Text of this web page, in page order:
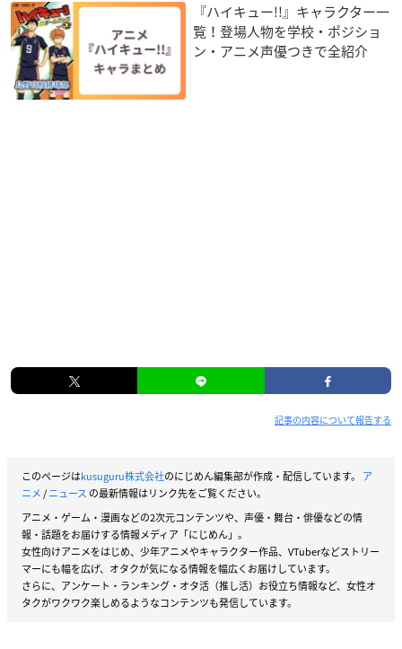
『ハイキュー!!』キャラクター一
覧！登場人物を学校・ポジショ
ン・アニメ声優つきで全紹介
記事の内容について報告する
このページはkusuguru株式会社のにじめん編集部が作成・配信しています。 ア
ニメ/ニュース の最新情報はリンク先をご覧ください。
アニメ・ゲーム・漫画などの2次元コンテンツや、声優・舞台・俳優などの情
報・話題をお届けする情報メディア「にじめん」。
女性向けアニメをはじめ、少年アニメやキャラクター作品、VTuberなどストリー
マーにも幅を広げ、オタクが気になる情報を幅広くお届けしています。
さらに、アンケート・ランキング・オタ活（推し活）お役立ち情報など、女性オ
タクがワクワク楽しめるようなコンテンツも発信しています。